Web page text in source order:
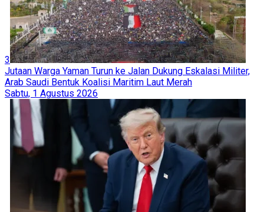
Jutaan Warga Yaman Turun ke Jalan Dukung Eskalasi Militer,
Arab Saudi Bentuk Koalisi Maritim Laut Merah
Sabtu, 1 Agustus 2026